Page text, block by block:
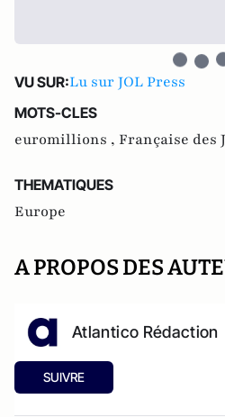
VU SUR:Lu sur JOL Press
MOTS-CLES
euromillions , Française des
THEMATIQUES
Europe
A PROPOS DES
Atlantico Rédaction
SUIVRE